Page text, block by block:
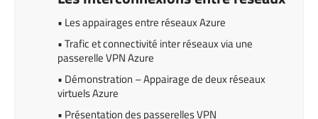
• Les appairages entre réseaux Azure
• Trafic et connectivité inter réseaux via une
passerelle VPN Azure
• Démonstration – Appairage de deux réseaux
virtuels Azure
• Présentation des passerelles VPN